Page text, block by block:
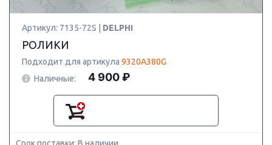
Артикул: 7135-72S | DELPHI
РОЛИКИ
Подходит для артикула 9320A380G
Наличные:
4 900 ₽